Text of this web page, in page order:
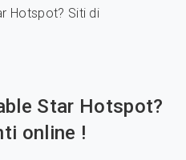
Star Hotspot?
online !